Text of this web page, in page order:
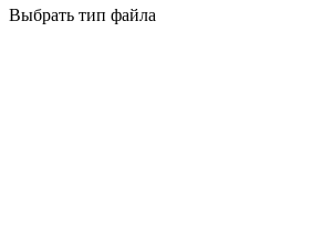
Выбрать тип файла